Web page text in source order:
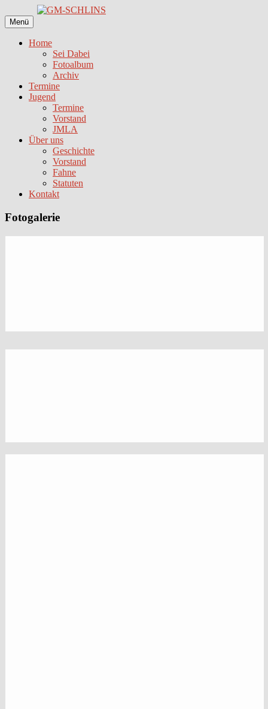
Inhalt
springen
Menü
Home
Sei Dabei
Fotoalbum
Archiv
Termine
Jugend
Termine
Vorstand
JMLA
Über uns
Geschichte
Vorstand
Fahne
Statuten
Kontakt
Fotogalerie